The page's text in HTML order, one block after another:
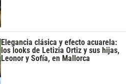
Elegancia clásica y efecto acuarela:
los looks de Letizia Ortiz y sus hijas,
Leonor y Sofía, en Mallorca